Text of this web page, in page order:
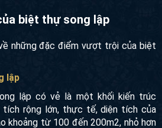
biệt thự song lập
những đặc điểm vượt trội của biệt
lập
lập có vẻ là một khối kiến trúc
tích rộng lớn, thực tế, diện tích của
khoảng từ 100 đến 200m2, nhỏ